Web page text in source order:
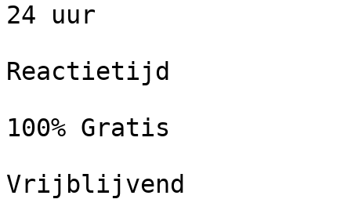
24 uur
Reactietijd
100% Gratis
Vrijblijvend